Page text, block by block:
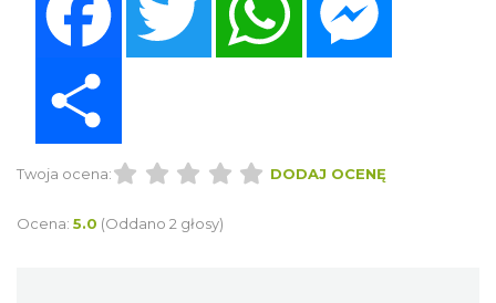
Twoja ocena: DODAJ OCENĘ
Ocena: 5.0 (Oddano 2 głosy)